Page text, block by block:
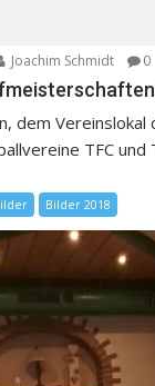
Joachim Schmidt 0
dem Vereinslokal
TFC und
Bilder 2018